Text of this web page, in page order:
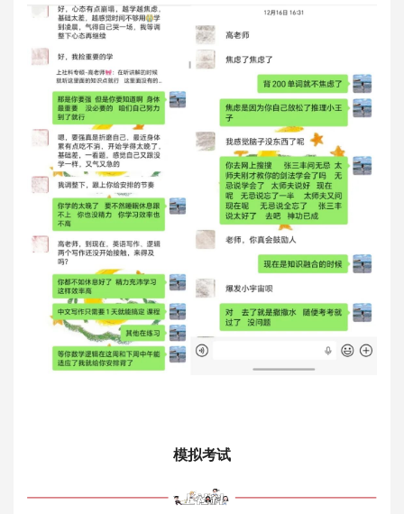
模拟考试